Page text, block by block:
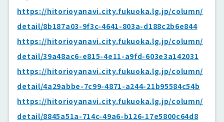
https://hitorioyanavi.city.fukuoka.lg.jp/column/
detail/8b187a03-9f3c-4641-803a-d188c2b6e844
https://hitorioyanavi.city.fukuoka.lg.jp/column/
detail/39a48ac6-e815-4e11-a9fd-603e3a142031
https://hitorioyanavi.city.fukuoka.lg.jp/column/
detail/4a29abbe-7c99-4871-a244-21b95584c54b
https://hitorioyanavi.city.fukuoka.lg.jp/column/
detail/8845a51a-714c-49a6-b126-17e5800c64d8